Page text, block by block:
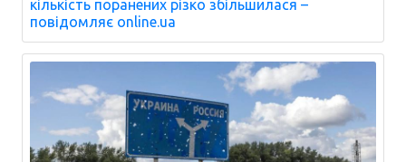
кількість поранених різко збільшилася –
повідомляє online.ua